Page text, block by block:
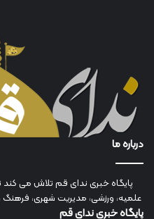
درباره ما
پایگاه خبری ندای قم تلاش می کند
علمیه، ورزشی، مدیریت شهری، فرهنگ
پایگاه خبری ندای قم